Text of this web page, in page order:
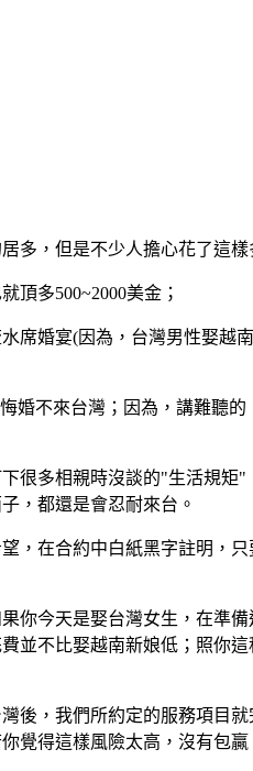
多，但是不少人擔心花了這
頂多500~2000美金；
席婚宴(因為，台灣男性娶
不來台灣；因為，講難聽
很多相親時沒談的"生活規
，都還是會忍耐來台。
，在合約中白紙黑字註明，
你今天是娶台灣女生，在準
並不比娶越南新娘低；照你
後，我們所約定的服務項目
覺得這樣風險太高，沒有包